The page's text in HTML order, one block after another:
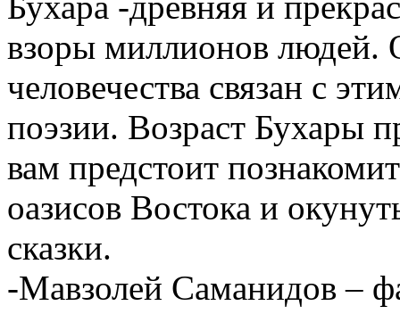
взоры миллионов людей.
человечества связан с
поэзии. Возраст Бухары
вам предстоит
оазисов Востока и
сказки.
-Мавзолей Саманидов –